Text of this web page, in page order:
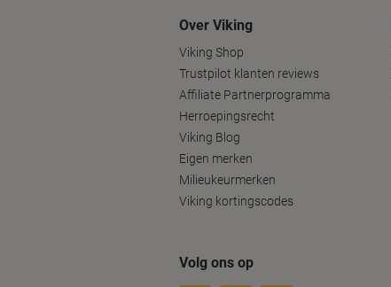
Over Viking
Viking Shop
Trustpilot klanten reviews
Affiliate Partnerprogramma
Herroepingsrecht
Viking Blog
Eigen merken
Milieukeurmerken
Viking kortingscodes
Volg ons op